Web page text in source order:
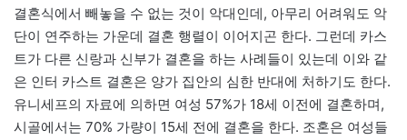
결혼식에서 빼놓을 수 없는 것이 악대인데, 아무리 어려워도 악
단이 연주하는 가운데 결혼 행렬이 이어지곤 한다. 그런데 카스
트가 다른 신랑과 신부가 결혼을 하는 사례들이 있는데 이와 같
은 인터 카스트 결혼은 양가 집안의 심한 반대에 처하기도 한다.
유니세프의 자료에 의하면 여성 57%가 18세 이전에 결혼하며,
시골에서는 70% 가량이 15세 전에 결혼을 한다. 조혼은 여성들